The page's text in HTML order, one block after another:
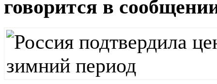
говорится в